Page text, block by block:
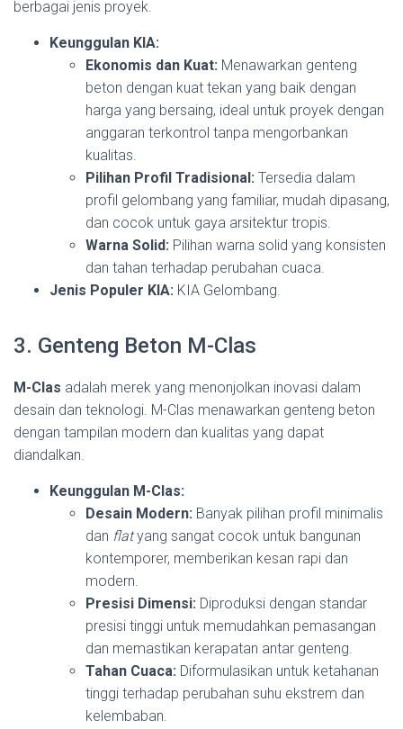
berbagai jenis proyek.
Keunggulan KIA:
Ekonomis dan Kuat: Menawarkan genteng
beton dengan kuat tekan yang baik dengan
harga yang bersaing, ideal untuk proyek dengan
anggaran terkontrol tanpa mengorbankan
kualitas.
Pilihan Profil Tradisional: Tersedia dalam
profil gelombang yang familiar, mudah dipasang,
dan cocok untuk gaya arsitektur tropis.
Warna Solid: Pilihan warna solid yang konsisten
dan tahan terhadap perubahan cuaca.
Jenis Populer KIA: KIA Gelombang.
3. Genteng Beton M-Clas
M-Clas adalah merek yang menonjolkan inovasi dalam
desain dan teknologi. M-Clas menawarkan genteng beton
dengan tampilan modern dan kualitas yang dapat
diandalkan.
Keunggulan M-Clas:
Desain Modern: Banyak pilihan profil minimalis
dan flatyang sangat cocok untuk bangunan
kontemporer, memberikan kesan rapi dan
modern.
Presisi Dimensi: Diproduksi dengan standar
presisi tinggi untuk memudahkan pemasangan
dan memastikan kerapatan antar genteng.
Tahan Cuaca: Diformulasikan untuk ketahanan
tinggi terhadap perubahan suhu ekstrem dan
kelembaban.